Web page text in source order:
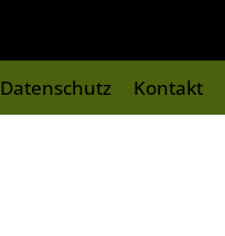
Datenschutz Kontakt